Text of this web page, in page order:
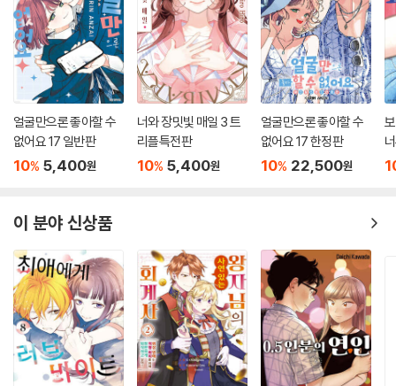
얼굴만으론 좋아할 수
없어요 17 일반판
10% 5,400원
너와 장밋빛 매일 3 트
리플특전판
10% 5,400원
얼굴만으론 좋아할 수
없어요 17 한정판
10% 22,500원
이 분야 신상품